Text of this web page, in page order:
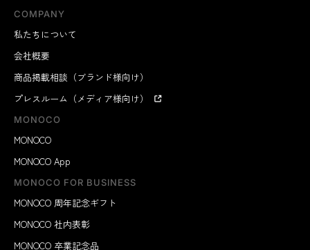
COMPANY
私たちについて
会社概要
商品掲載相談（ブランド様向け）
プレスルーム（メディア様向け）
MONOCO
MONOCO
MONOCO App
MONOCO FOR BUSINESS
MONOCO 周年記念ギフト
MONOCO 社内表彰
MONOCO 卒業記念品